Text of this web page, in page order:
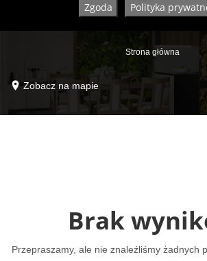
Strona główna
Zobacz na mapie
Brak
Przepraszamy, ale nie znaleźliśmy żadnych
Zgoda Polityka